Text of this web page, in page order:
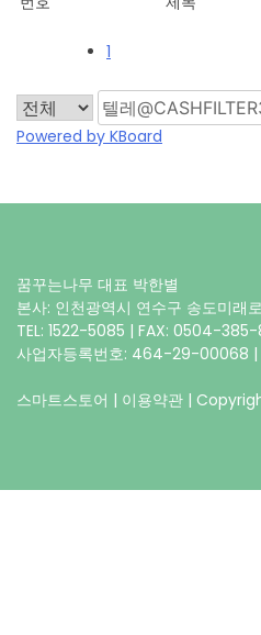
1
Powered by KBoard
꿈꾸는나무 대표 박한별
본사: 인천광역시 연수구 송도미래
TEL: 1522-5085 | FAX: 0504-
사업자등록번호: 464-29-00068 |
스마트스토어 | 이용약관 |